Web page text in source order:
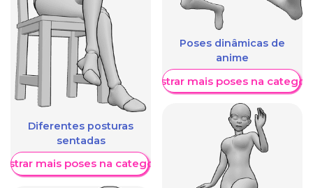
Diferentes posturas
sentadas
mais poses na categoria
Poses dinâmicas de
anime
Mostrar mais poses na